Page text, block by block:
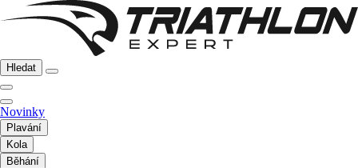
Hledat
Novinky
Plavání
Kola
Běhání